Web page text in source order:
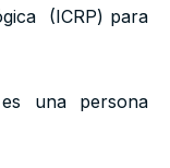
(ICRP) para
una persona